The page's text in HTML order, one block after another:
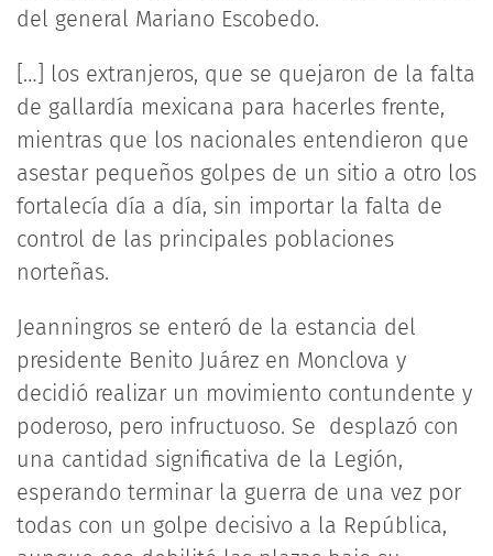
del general Mariano Escobedo.
[…] los extranjeros, que se quejaron de la falta
de gallardía mexicana para hacerles frente,
mientras que los nacionales entendieron que
asestar pequeños golpes de un sitio a otro los
fortalecía día a día, sin importar la falta de
control de las principales poblaciones
norteñas.
Jeanningros se enteró de la estancia del
presidente Benito Juárez en Monclova y
decidió realizar un movimiento contundente y
poderoso, pero infructuoso. Se desplazó con
una cantidad significativa de la Legión,
esperando terminar la guerra de una vez por
todas con un golpe decisivo a la República,